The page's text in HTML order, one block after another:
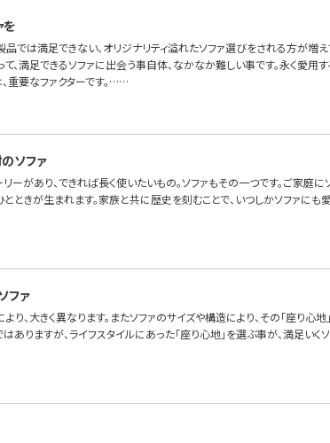
を
では満足できない、オリジナリティ溢れたソファ選びをされる方が増え
、満足できるソファに出会う事自体、なかなか難しい事です。永く愛用す
重要なファクターです。……
ソファ
があり、できれば長く使いたいもの。ソファもその一つです。ご家庭
とときが生まれます。家族と共に歴史を刻むことで、いつしかソファに
ファ
り、大きく異なります。またソファのサイズや構造により、その「座り心
ありますが、ライフスタイルにあった「座り心地」を選ぶ事が、満足い